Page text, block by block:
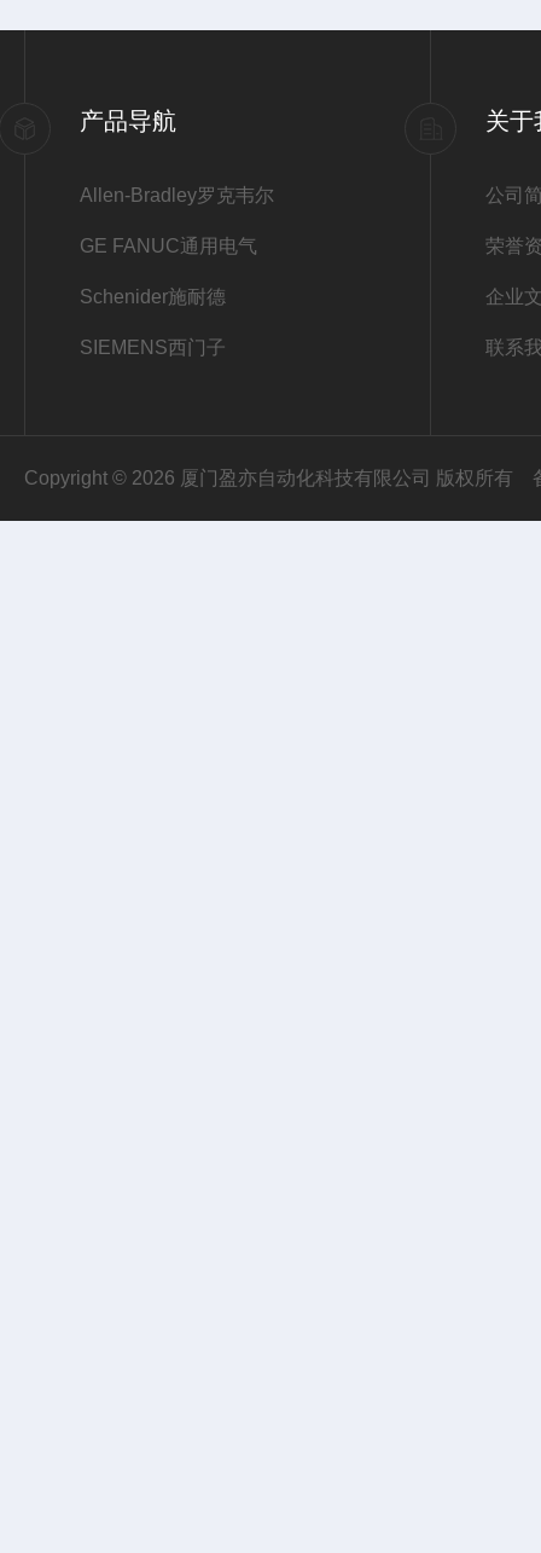
产品导航
Allen-Bradley罗克韦尔
GE FANUC通用电气
Schenider施耐德
SIEMENS西门子
关于
公司
荣誉
企业
联系
Copyright © 2026 厦门盈亦自动化科技有限公司 版权所有